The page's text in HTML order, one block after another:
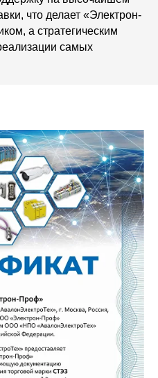
что делает «Электрон-
а стратегическим
самых